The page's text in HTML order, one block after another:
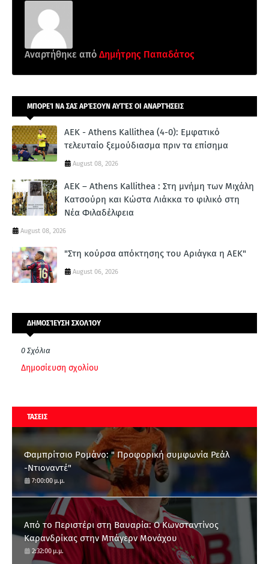
Αναρτήθηκε από Δημήτρης Παπαδάτος
ΜΠΟΡΕΊ ΝΑ ΣΑΣ ΑΡΈΣΟΥΝ ΑΥΤΈΣ ΟΙ ΑΝΑΡΤΉΣΕΙΣ
ΑΕΚ - Athens Kallithea (4-0): Εμφατικό
τελευταίο ξεμούδιασμα πριν τα επίσημα
August 08, 2026
ΑΕΚ – Athens Kallithea : Στη μνήμη των Μιχάλη
Κατσούρη και Κώστα Λιάκκα το φιλικό στη
Νέα Φιλαδέλφεια
August 08, 2026
"Στη κούρσα απόκτησης του Αριάγκα η ΑΕΚ"
August 06, 2026
ΔΗΜΟΣΊΕΥΣΗ ΣΧΟΛΊΟΥ
0 Σχόλια
Δημοσίευση σχολίου
ΤΑΣΕΙΣ
Φαμπρίτσιο Ρομάνο: " Προφορική συμφωνία Ρεάλ
-Ντιοναντέ"
7:00:00 μ.μ.
Από το Περιστέρι στη Βαυαρία: O Κωνσταντίνος
Καρανδρίκας στην Μπάγερν Μονάχου
2:32:00 μ.μ.